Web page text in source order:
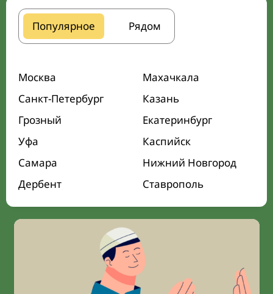
Популярное Рядом
Москва
Махачкала
Санкт-Петербург
Казань
Грозный
Екатеринбург
Уфа
Каспийск
Самара
Нижний Новгород
Дербент
Ставрополь